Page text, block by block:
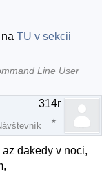
naTU v sekcii
Line User
314r
dakedy v noci,